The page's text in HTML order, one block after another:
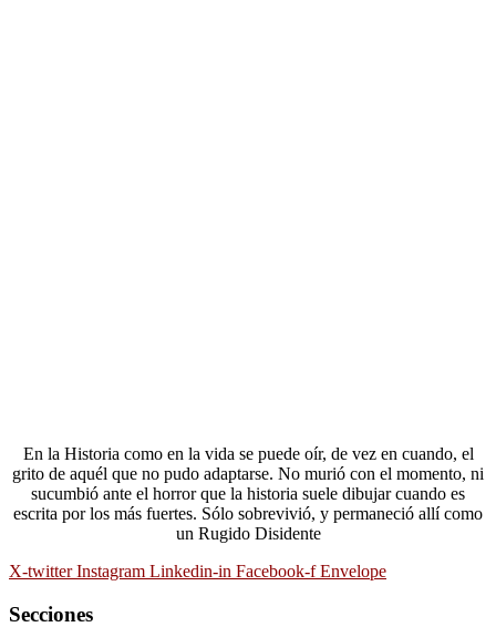
En la Historia como en la vida se puede oír, de vez en cuando, el
grito de aquél que no pudo adaptarse. No murió con el momento, ni
sucumbió ante el horror que la historia suele dibujar cuando es
escrita por los más fuertes. Sólo sobrevivió, y permaneció allí como
un Rugido Disidente
X-twitter Instagram Linkedin-in Facebook-f Envelope
Secciones